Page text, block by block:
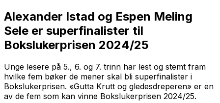
Alexander Istad og Espen Meling
Sele er superfinalister til
Bokslukerprisen 2024/25
Unge lesere på 5., 6. og 7. trinn har lest og stemt fram
hvilke fem bøker de mener skal bli superfinalister i
Bokslukerprisen. «Gutta Krutt og gledesdreperen» er en
av de fem som kan vinne Bokslukerprisen 2024/25.